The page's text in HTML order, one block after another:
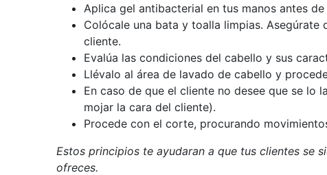
Aplica gel antibacterial en tus manos antes de
Colócale una bata y toalla limpias.
cliente.
Evalúa las condiciones del cabello y sus
Llévalo al área de lavado de cabello y
En caso de que el cliente no desee que se lo
mojar la cara del cliente).
Procede con el corte, procurando
Estos principios te ayudaran a que tus clientes se
ofreces.